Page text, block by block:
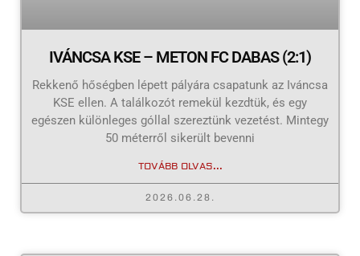
IVÁNCSA KSE – METON FC DABAS (2:1)
Rekkenő hőségben lépett pályára csapatunk az Iváncsa
KSE ellen. A találkozót remekül kezdtük, és egy
egészen különleges góllal szereztünk vezetést. Mintegy
50 méterről sikerült bevenni
TOVÁBB OLVAS...
2026.06.28.